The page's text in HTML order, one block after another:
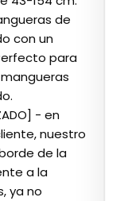
de
con un
para
- en
nuestro
de la
a la
ya no